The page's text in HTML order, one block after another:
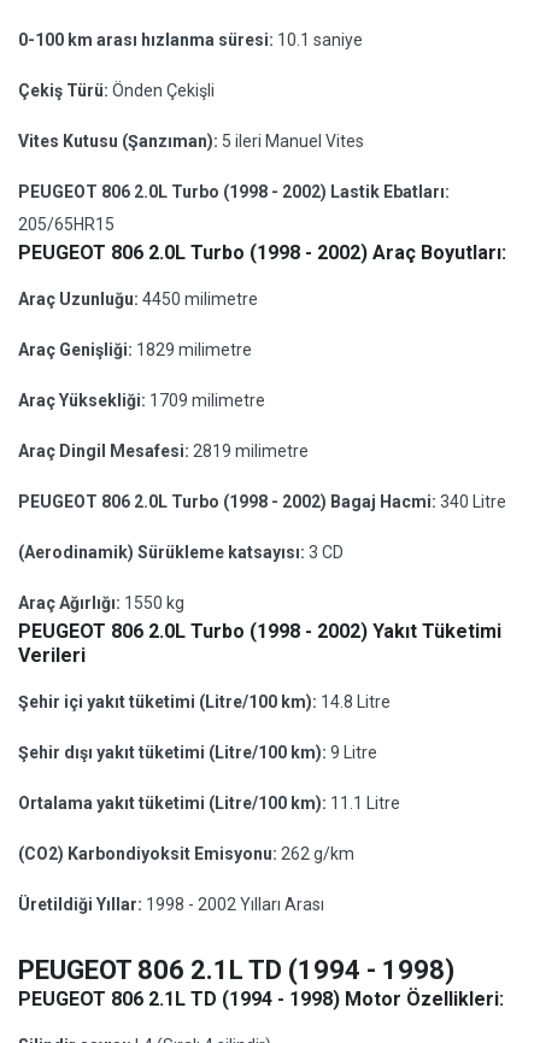
0-100 km arası hızlanma süresi: 10.1 saniye
Çekiş Türü: Önden Çekişli
Vites Kutusu (Şanzıman): 5 ileri Manuel Vites
PEUGEOT 806 2.0L Turbo (1998 - 2002) Lastik Ebatları:
205/65HR15
PEUGEOT 806 2.0L Turbo (1998 - 2002) Araç Boyutları:
Araç Uzunluğu: 4450 milimetre
Araç Genişliği: 1829 milimetre
Araç Yüksekliği: 1709 milimetre
Araç Dingil Mesafesi: 2819 milimetre
PEUGEOT 806 2.0L Turbo (1998 - 2002) Bagaj Hacmi: 340 Litre
(Aerodinamik) Sürükleme katsayısı: 3 CD
Araç Ağırlığı: 1550 kg
PEUGEOT 806 2.0L Turbo (1998 - 2002) Yakıt Tüketimi
Verileri
Şehir içi yakıt tüketimi (Litre/100 km): 14.8 Litre
Şehir dışı yakıt tüketimi (Litre/100 km): 9 Litre
Ortalama yakıt tüketimi (Litre/100 km): 11.1 Litre
(CO2) Karbondiyoksit Emisyonu: 262 g/km
Üretildiği Yıllar: 1998 - 2002 Yılları Arası
PEUGEOT 806 2.1L TD (1994 - 1998)
PEUGEOT 806 2.1L TD (1994 - 1998) Motor Özellikleri: